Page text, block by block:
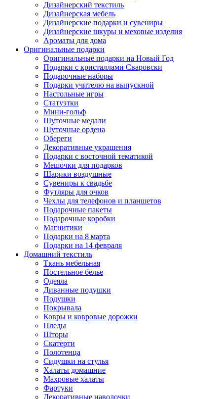
Дизайнерский текстиль
Дизайнерская мебель
Дизайнерские подарки и сувениры
Дизайнерские шкуры и меховые изделия
Ароматы для дома
Оригинальные подарки
Оригинальные подарки на Новый Год
Подарки с кристаллами Сваровски
Подарочные наборы
Подарки учителю на выпускной
Настольные игры
Статуэтки
Мини-гольф
Шуточные медали
Шуточные ордена
Обереги
Декоративные украшения
Подарки с восточной тематикой
Мешочки для подарков
Шарики воздушные
Сувениры к свадьбе
Футляры для очков
Чехлы для телефонов и планшетов
Подарочные пакеты
Подарочные коробки
Магнитики
Подарки на 8 марта
Подарки на 14 февраля
Домашний текстиль
Ткань мебельная
Постельное белье
Одеяла
Диванные подушки
Подушки
Покрывала
Ковры и ковровые дорожки
Пледы
Шторы
Скатерти
Полотенца
Сидушки на стулья
Халаты домашние
Махровые халаты
Фартуки
Декоративные наволочки